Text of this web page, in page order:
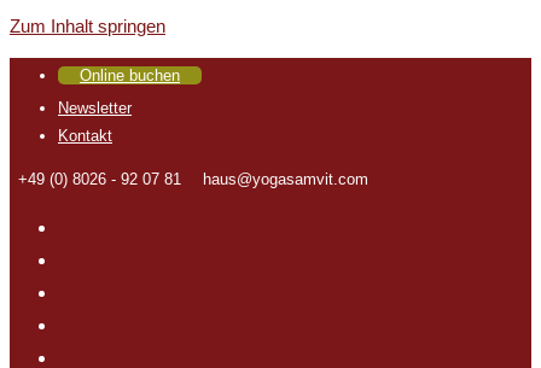
Zum Inhalt springen
Online buchen
Newsletter
Kontakt
+49 (0) 8026 - 92 07 81 haus@yogasamvit.com